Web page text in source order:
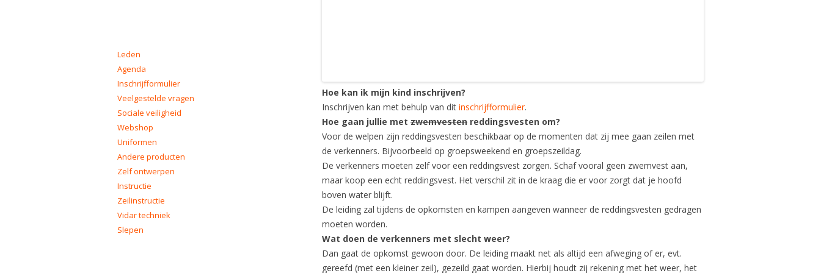
Hoe kan ik mijn kind inschrijven?
Inschrijven kan met behulp van ditinschrijfformulier.
Hoe gaan jullie metzwemvesten reddingsvesten om?
Voor de welpen zijn reddingsvesten beschikbaar op de momenten dat zij mee gaan zeilen met
de verkenners. Bijvoorbeeld op groepsweekend en groepszeildag.
De verkenners moeten zelf voor een reddingsvest zorgen. Schaf vooral geen zwemvest aan,
maar koop een echt reddingsvest. Het verschil zit in de kraag die er voor zorgt dat je hoofd
boven water blijft.
De leiding zal tijdens de opkomsten en kampen aangeven wanneer de reddingsvesten gedragen
moeten worden.
Wat doen de verkenners met slecht weer?
Dan gaat de opkomst gewoon door. De leiding maakt net als altijd een afweging of er, evt.
gereefd (met een kleiner zeil), gezeild gaat worden. Hierbij houdt zij rekening met het weer, het
Leden
Agenda
Inschrijfformulier
Veelgestelde vragen
Sociale veiligheid
Webshop
Uniformen
Andere producten
Zelf ontwerpen
Instructie
Zeilinstructie
Vidar techniek
Slepen